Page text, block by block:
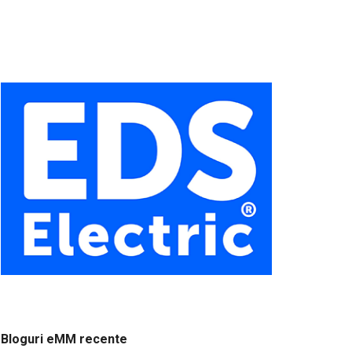
Bloguri eMM recente